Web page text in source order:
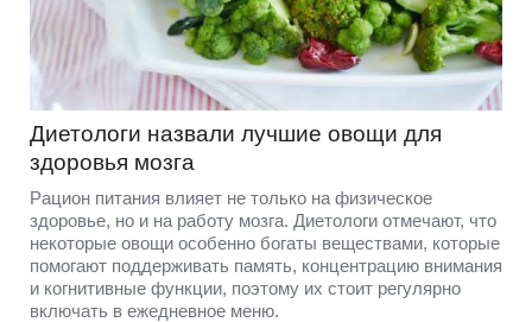
Диетологи назвали лучшие овощи для
здоровья мозга
Рацион питания влияет не только на физическое
здоровье, но и на работу мозга. Диетологи отмечают, что
некоторые овощи особенно богаты веществами, которые
помогают поддерживать память, концентрацию внимания
и когнитивные функции, поэтому их стоит регулярно
включать в ежедневное меню.